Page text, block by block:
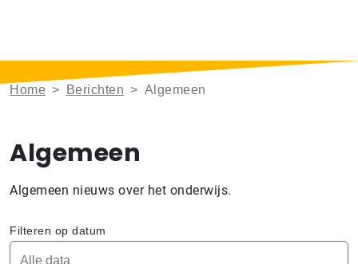
Home > Berichten > Algemeen
Algemeen
Algemeen nieuws over het onderwijs.
Filteren op datum